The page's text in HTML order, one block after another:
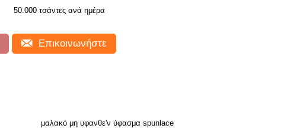
50.000 τσάντες ανά ημέρα
Επικοινωνήστε
μαλακό μη υφανθε'ν ύφασμα spunlace